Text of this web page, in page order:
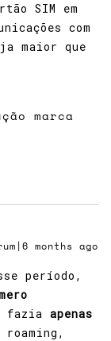
SIM em
com
maior que
marca
months ago
período,
fazia apenas
roaming,